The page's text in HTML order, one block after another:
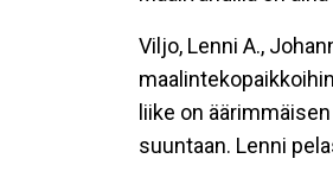
Viljo, Lenni A.,
liike on
suuntaan. Lenni